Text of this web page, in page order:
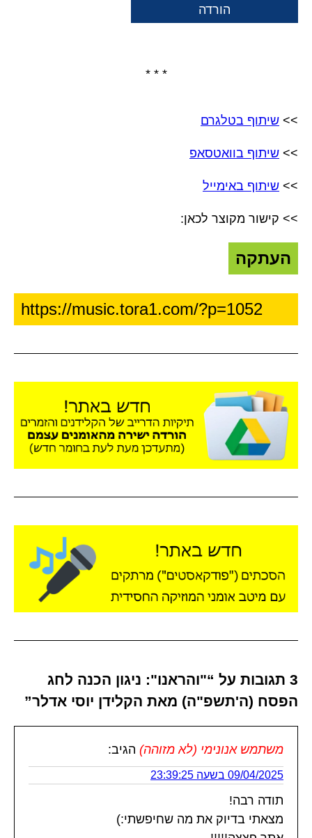
הורדה
* * *
>> שיתוף בטלגרם
>> שיתוף בוואטסאפ
>> שיתוף באימייל
>> קישור מקוצר לכאן:
העתקה
3 תגובות על “"והראנו": ניגון הכנה לחג
הפסח (ה'תשפ"ה) מאת הקלידן יוסי אדלר”
משתמש אנונימי (לא מזוהה) הגיב:
09/04/2025 בשעה 23:39:25
תודה רבה!
מצאתי בדיוק את מה שחיפשתי:)